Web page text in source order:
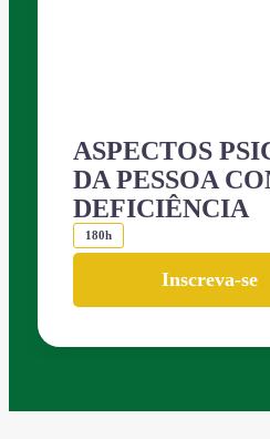
ASPECTOS
DA PESSOA
DEFICIÊNCIA
180h
Inscreva-se